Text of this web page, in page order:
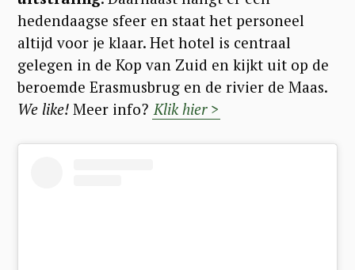
hedendaagse sfeer en staat het personeel
altijd voor je klaar. Het hotel is centraal
gelegen in de Kop van Zuid en kijkt uit op de
beroemde Erasmusbrug en de rivier de Maas.
We like! Meer info? Klik hier >